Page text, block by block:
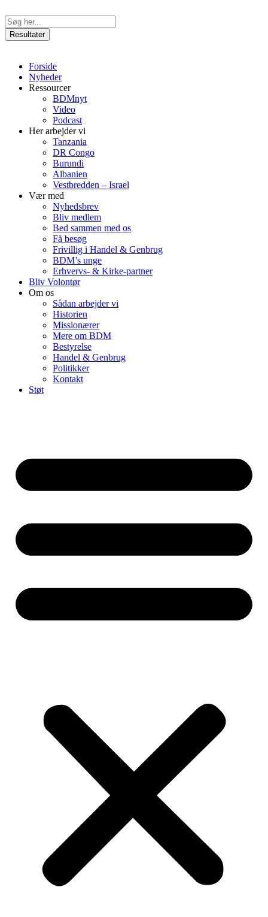
til
indhold
Search
...Resultater
Forside
Nyheder
Ressourcer
BDMnyt
Video
Podcast
Her arbejder vi
Tanzania
DR Congo
Burundi
Albanien
Vestbredden – Israel
Vær med
Nyhedsbrev
Bliv medlem
Bed sammen med os
Få besøg
Frivillig i Handel & Genbrug
BDM’s unge
Erhvervs- & Kirke-partner
Bliv Volontør
Om os
Sådan arbejder vi
Historien
Missionærer
Mere om BDM
Bestyrelse
Handel & Genbrug
Politikker
Kontakt
Støt